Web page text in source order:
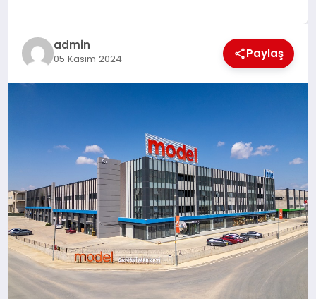
YAŞAM
EĞİTİM
SAĞLIK
admin
05 Kasım 2024 Paylaş